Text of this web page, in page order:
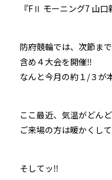
『FⅡ モーニング7 山
防府競輪では、次節ま
含め４大会を開催‼
なんと今月の約１/３が
ここ最近、気温がどん
ご来場の方は暖かくし
そしてッ‼